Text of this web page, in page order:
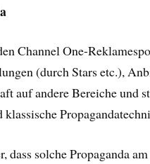
Channel One-
(durch Stars etc.),
auf andere Bereiche und
dass solche Propaganda